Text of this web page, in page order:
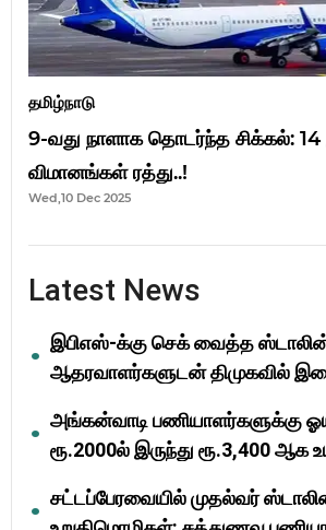
தமிழ்நாடு
9-வது நாளாக தொடர்ந்த சிக்கல்:
விமானங்கள் ரத்து..!
Wed,10 Dec 2025
Latest News
இபிஎஸ்-க்கு செக் வைத்த
ஆதரவாளர்களுடன் திமுகவில்
அங்கன்வாடி பணியாளர்களுக்கு
ரூ.2000ல் இருந்து ரூ.3,400 ஆக
சட்டப்பேரவையில் முதல்வர்